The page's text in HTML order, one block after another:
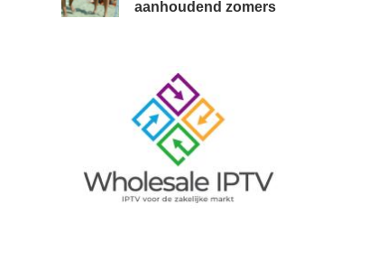
aanhoudend zomers